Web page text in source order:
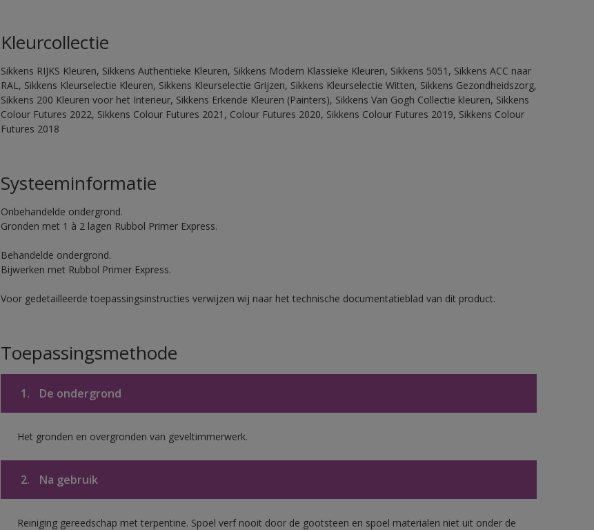
Kleurcollectie
Sikkens RIJKS Kleuren, Sikkens Authentieke Kleuren, Sikkens Modern Klassieke Kleuren, Sikkens 5051, Sikkens ACC naar
RAL, Sikkens Kleurselectie Kleuren, Sikkens Kleurselectie Grijzen, Sikkens Kleurselectie Witten, Sikkens Gezondheidszorg,
Sikkens 200 Kleuren voor het Interieur, Sikkens Erkende Kleuren (Painters), Sikkens Van Gogh Collectie kleuren, Sikkens
Colour Futures 2022, Sikkens Colour Futures 2021, Colour Futures 2020, Sikkens Colour Futures 2019, Sikkens Colour
Futures 2018
Systeeminformatie
Onbehandelde ondergrond.
Gronden met 1 à 2 lagen Rubbol Primer Express.
Behandelde ondergrond.
Bijwerken met Rubbol Primer Express.
Voor gedetailleerde toepassingsinstructies verwijzen wij naar het technische documentatieblad van dit product.
Toepassingsmethode
1. De ondergrond
Het gronden en overgronden van geveltimmerwerk.
2. Na gebruik
Reiniging gereedschap met terpentine. Spoel verf nooit door de gootsteen en spoel materialen niet uit onder de